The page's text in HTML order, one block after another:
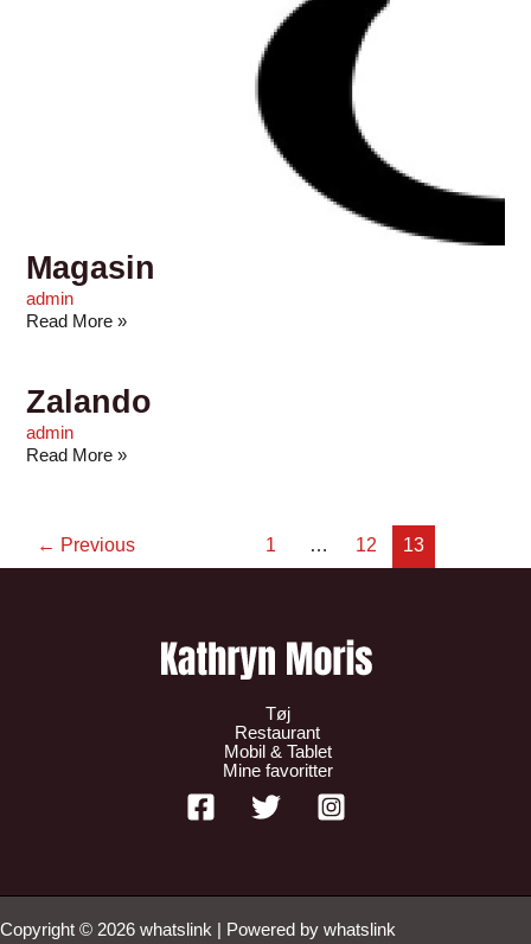
Magasin
admin
Read More »
Zalando
admin
Read More »
← Previous 1 … 12 13
Tøj
Restaurant
Mobil & Tablet
Mine favoritter
Copyright © 2026 whatslink | Powered by whatslink